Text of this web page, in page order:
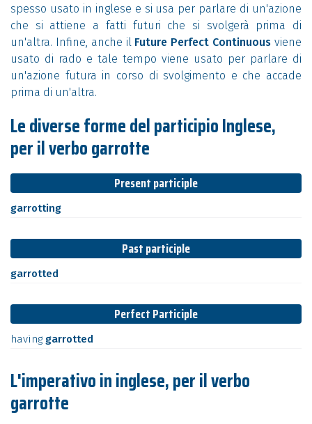
spesso usato in inglese e si usa per parlare di un'azione
che si attiene a fatti futuri che si svolgerà prima di
un'altra. Infine, anche il Future Perfect Continuous viene
usato di rado e tale tempo viene usato per parlare di
un'azione futura in corso di svolgimento e che accade
prima di un'altra.
Le diverse forme del participio Inglese,
per il verbo garrotte
Present participle
garrotting
Past participle
garrotted
Perfect Participle
having garrotted
L'imperativo in inglese, per il verbo
garrotte